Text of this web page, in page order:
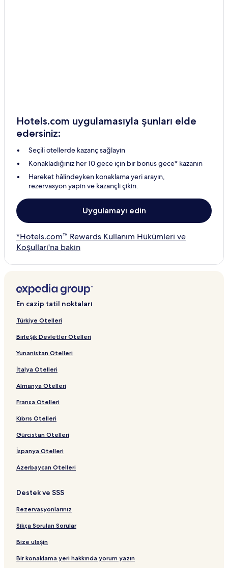
Hotels.com uygulamasıyla şunları elde
edersiniz:
Seçili otellerde kazanç sağlayın
Konakladığınız her 10 gece için bir bonus gece* kazanın
Hareket hâlindeyken konaklama yeri arayın,
rezervasyon yapın ve kazançlı çıkın.
Uygulamayı edin
*Hotels.com™ Rewards Kullanım Hükümleri ve
Koşulları'na bakın
En cazip tatil noktaları
Türkiye Otelleri
Birleşik Devletler Otelleri
Yunanistan Otelleri
İtalya Otelleri
Almanya Otelleri
Fransa Otelleri
Kıbrıs Otelleri
Gürcistan Otelleri
İspanya Otelleri
Azerbaycan Otelleri
Destek ve SSS
Rezervasyonlarınız
Sıkça Sorulan Sorular
Bize ulaşın
Bir konaklama yeri hakkında yorum yazın